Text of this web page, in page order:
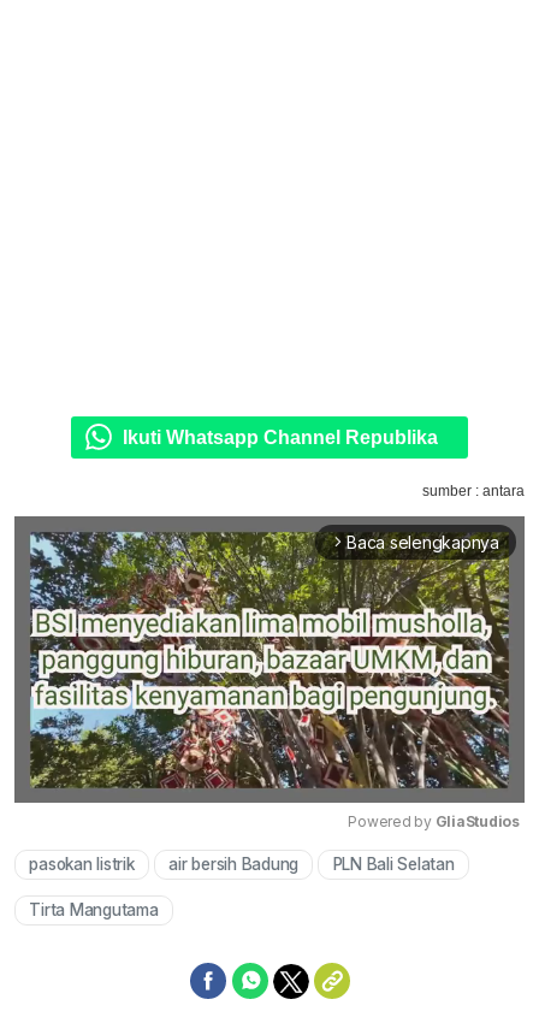
Ikuti Whatsapp Channel Republika
sumber : antara
arrow_forward_ios Baca selengkapnya
Mute
Powered by GliaStudios
pasokan listrik air bersih Badung PLN Bali Selatan
Tirta Mangutama